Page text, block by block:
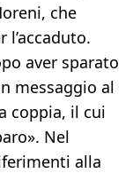
che
l’accaduto.
aver sparato
messaggio al
coppia, il cui
Nel
alla